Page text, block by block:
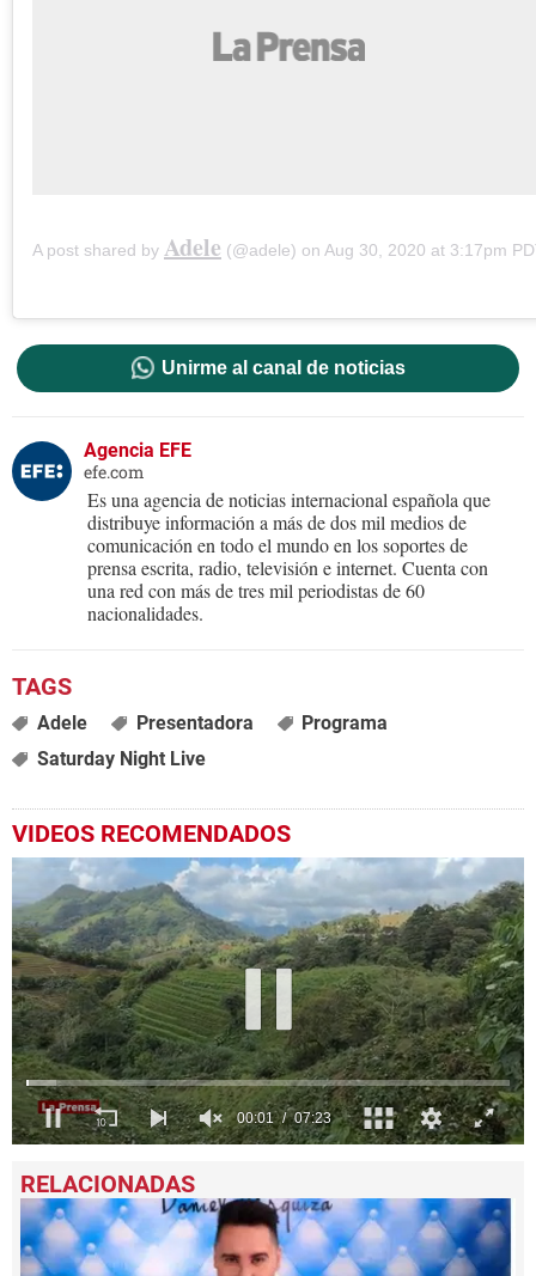
A post shared by Adele (@adele) on Aug 30, 2020 at 3:17pm
Unirme al canal de noticias
Agencia EFE
efe.com
Es una agencia de noticias internacional española que
distribuye información a más de dos mil medios de
comunicación en todo el mundo en los soportes de
prensa escrita, radio, televisión e internet. Cuenta con
una red con más de tres mil periodistas de 60
nacionalidades.
Adele Presentadora
Programa
Saturday Night Live
VIDEOS RECOMENDADOS
seconds
of
7
minutes,
23
seconds